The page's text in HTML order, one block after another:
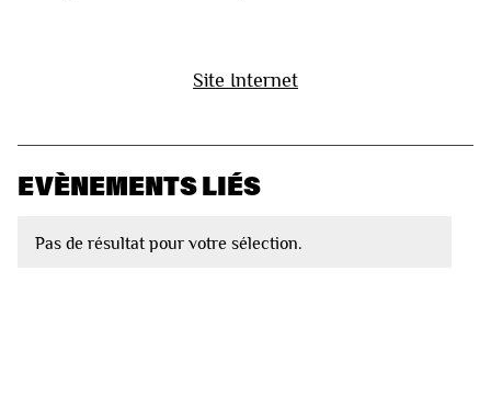
Site Internet
EVÈNEMENTS LIÉS
Pas de résultat pour votre sélection.